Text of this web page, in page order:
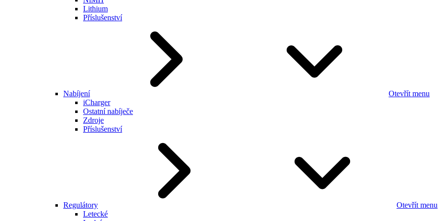
Lithium
Příslušenství
Nabíjení
Otevřít menu
iCharger
Ostatní nabíječe
Zdroje
Příslušenství
Regulátory
Otevřít menu
Letecké